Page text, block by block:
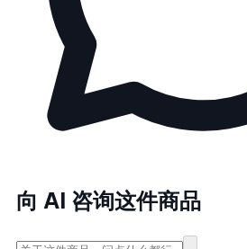
向 AI 咨询这件商品